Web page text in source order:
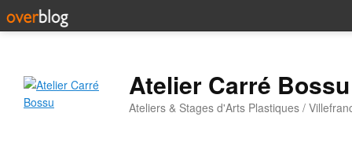
Atelier Carré Bossu
Ateliers & Stages d'Arts Plastiques /